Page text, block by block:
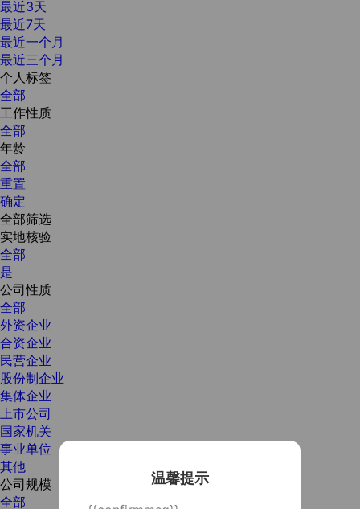
温馨提示
最近3天
最近7天
最近一个月
最近三个月
个人标签
全部
工作性质
全部
年龄
全部
重置
确定
全部筛选
实地核验
全部
是
公司性质
全部
外资企业
合资企业
民营企业
股份制企业
集体企业
上市公司
国家机关
事业单位
其他
公司规模
全部